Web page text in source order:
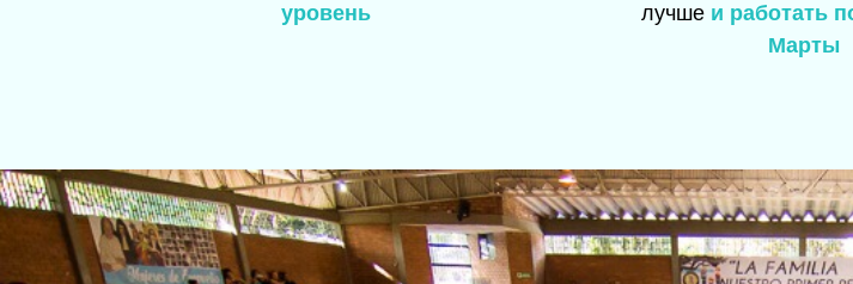
уровень
лучше и работать
Марты